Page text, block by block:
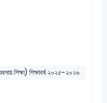
শিক্ষা) শিক্ষাবর্ষ ২০২৫-২০২৬